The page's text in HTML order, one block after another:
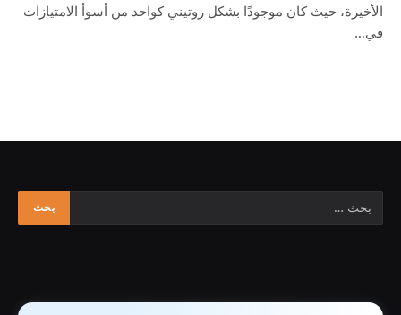
الأخيرة، حيث كان موجودًا بشكل روتيني كواحد من أسوأ الامتيازات
في…